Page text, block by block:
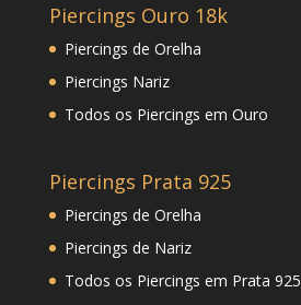
Piercings Ouro 18k
Piercings de Orelha
Piercings Nariz
Todos os Piercings em Ouro
Piercings Prata 925
Piercings de Orelha
Piercings de Nariz
Todos os Piercings em Prata 925